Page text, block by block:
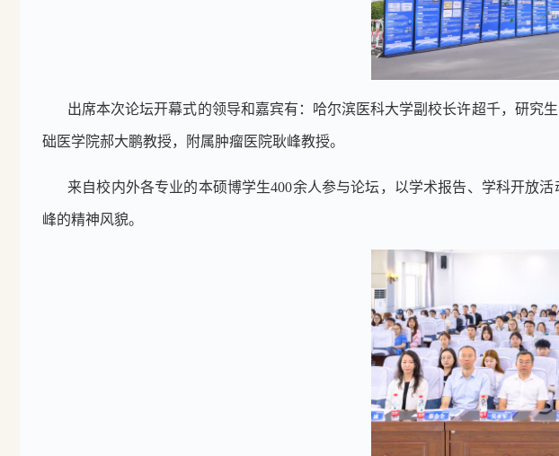
出席本次论坛开幕式的领导和嘉宾有：哈尔滨医科大学副校长许超千，研究
础医学院郝大鹏教授，附属肿瘤医院耿峰教授。
来自校内外各专业的本硕博学生400余人参与论坛，以学术报告、学科开放
峰的精神风貌。